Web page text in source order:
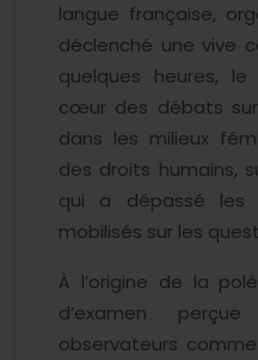
langue française,
déclenché une vive
quelques heures,
cœur des débats
dans les milieux
des droits humains,
qui a dépassé les
mobilisés sur les
À l’origine de la
d’examen
observateurs